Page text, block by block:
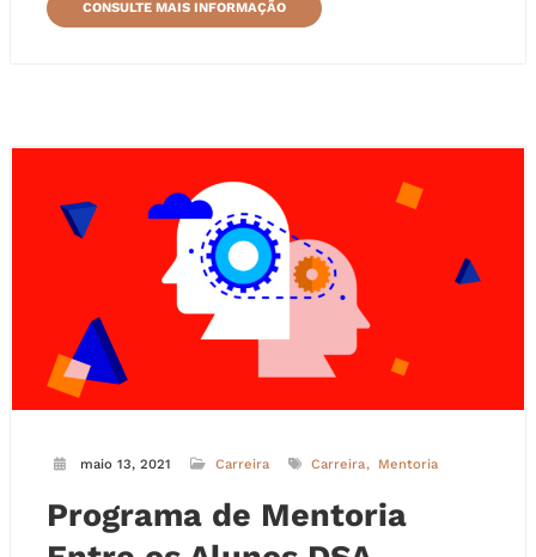
CONSULTE MAIS INFORMAÇÃO
maio 13, 2021 Carreira Carreira Mentoria
Programa de Mentoria